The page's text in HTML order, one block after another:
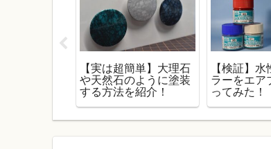
【実は超簡単】大理石
や天然石のように塗装
する方法を紹介！
【検証】
ラーをエア
ってみた